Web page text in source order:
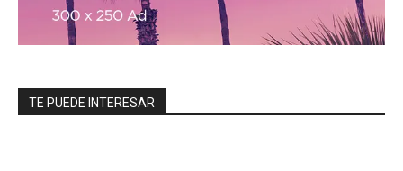
TE PUEDE INTERESAR